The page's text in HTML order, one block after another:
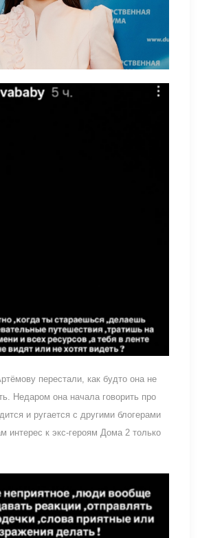
перестали, как будто она не
Недаром она начала говорить про
и ругается с другими блогерами
интерес к экс-героям Дома 2 только